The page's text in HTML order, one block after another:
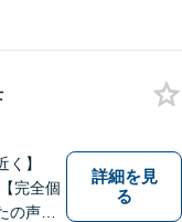
く】
完全個
声を
詳細を見
る